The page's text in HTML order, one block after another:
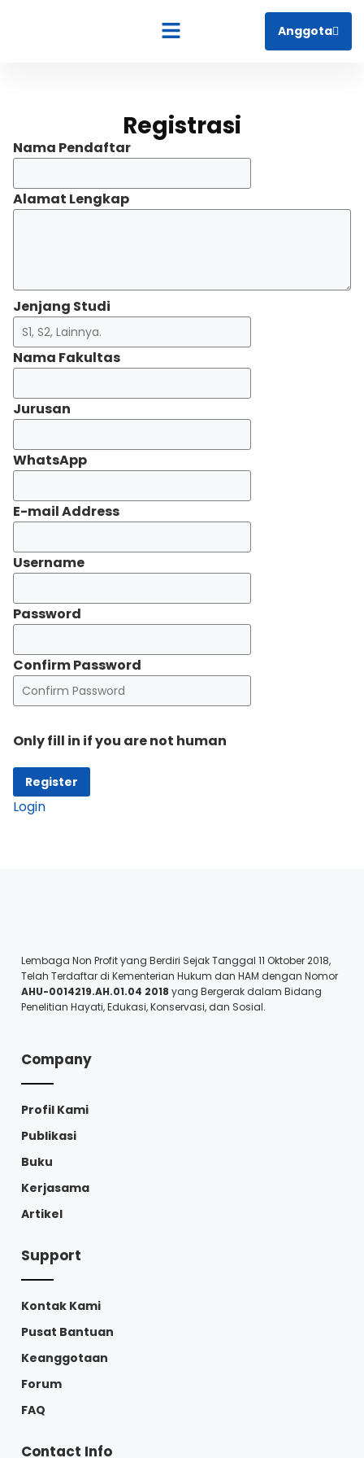
Anggota
Registrasi
Nama Pendaftar
Alamat Lengkap
Jenjang Studi
Nama Fakultas
Jurusan
WhatsApp
E-mail Address
Username
Password
Confirm Password
Only fill in if you are not human
Login
Lembaga Non Profit yang Berdiri Sejak Tanggal 11 Oktober 2018,
Telah Terdaftar di Kementerian Hukum dan HAM dengan Nomor
AHU-0014219.AH.01.04 2018 yang Bergerak dalam Bidang
Penelitian Hayati, Edukasi, Konservasi, dan Sosial.
Company
Profil Kami
Publikasi
Buku
Kerjasama
Artikel
Support
Kontak Kami
Pusat Bantuan
Keanggotaan
Forum
FAQ
Contact Info